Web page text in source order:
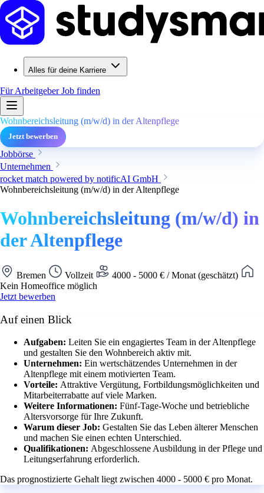
Alles für deine Karriere
Für ArbeitgeberJob finden
Wohnbereichsleitung (m/w/d) in der Altenpflege
Jetzt bewerben
Jobbörse
Unternehmen
rocket match powered by notificAI GmbH
Wohnbereichsleitung (m/w/d) in der Altenpflege
Wohnbereichsleitung (m/w/d) in
der Altenpflege
Bremen Vollzeit
4000 - 5000 € / Monat (geschätzt)
Kein Homeoffice möglich
Jetzt bewerben
Auf einen Blick
Aufgaben: Leiten Sie ein engagiertes Team in der Altenpflege
und gestalten Sie den Wohnbereich aktiv mit.
Unternehmen: Ein wertschätzendes Unternehmen in der
Altenpflege mit einem motivierten Team.
Vorteile: Attraktive Vergütung, Fortbildungsmöglichkeiten und
Mitarbeiterrabatte auf viele Marken.
Weitere Informationen: Fünf-Tage-Woche und betriebliche
Altersvorsorge für Ihre Zukunft.
Warum dieser Job: Gestalten Sie das Leben älterer Menschen
und machen Sie einen echten Unterschied.
Qualifikationen: Abgeschlossene Ausbildung in der Pflege und
Leitungserfahrung erforderlich.
Das prognostizierte Gehalt liegt zwischen 4000 - 5000 € pro Monat.